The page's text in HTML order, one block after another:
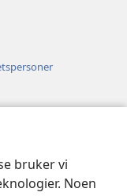
bruker vi
Noen